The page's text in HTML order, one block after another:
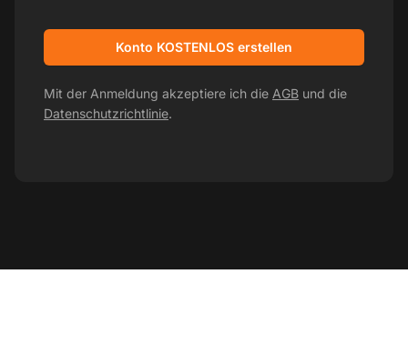
Konto KOSTENLOS erstellen
Mit der Anmeldung akzeptiere ich die AGB und die
Datenschutzrichtlinie.